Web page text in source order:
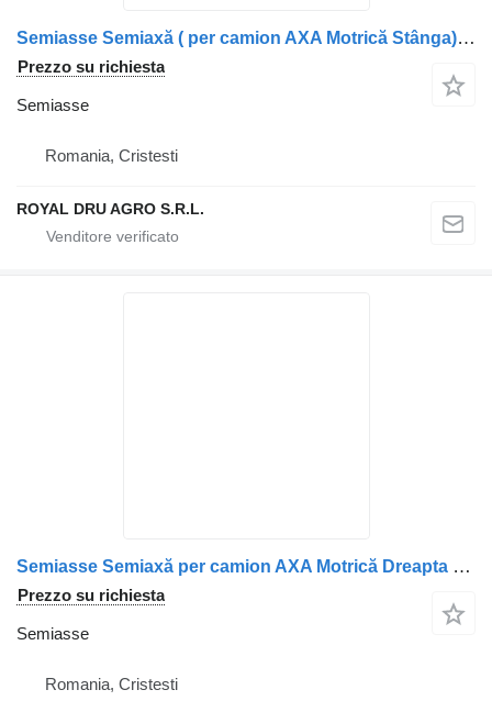
Semiasse Semiaxă ( per camion AXA Motrică Stânga) Volvo 20953633
Prezzo su richiesta
Semiasse
Romania, Cristesti
ROYAL DRU AGRO S.R.L.
Semiasse Semiaxă per camion AXA Motrică Dreapta Renault 5010319631
Prezzo su richiesta
Semiasse
Romania, Cristesti